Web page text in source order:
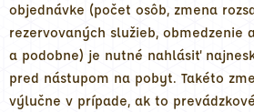
objednávke (počet osôb, zmena
rezervovaných služieb, obmedzenie
a podobne) je nutné nahlásiť
pred nástupom na pobyt. Takéto
výlučne v prípade, ak to